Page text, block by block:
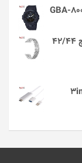
بند طرح Diamond کد i1012 مناسب برای اپل واچ 42/44